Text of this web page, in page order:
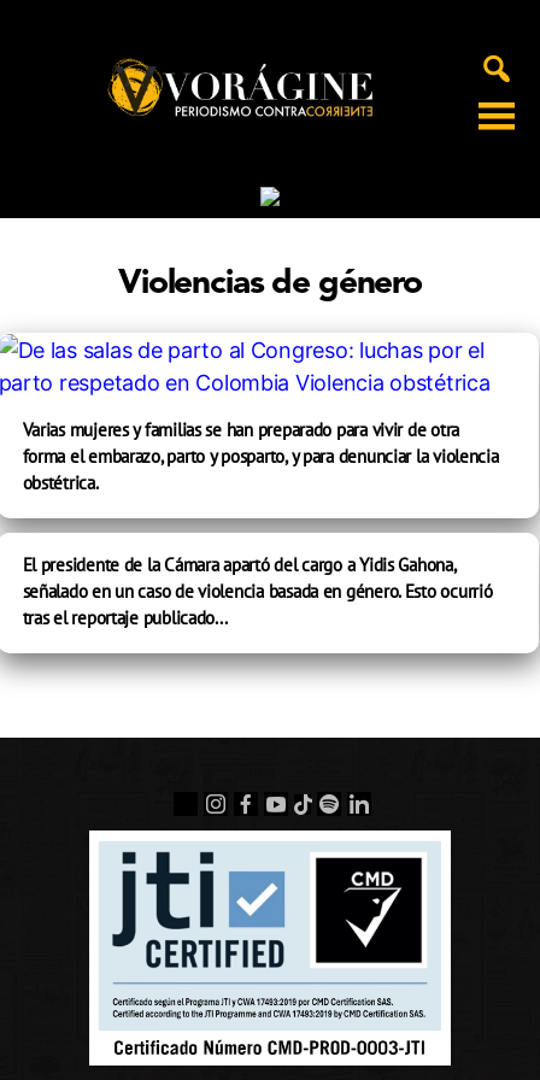
Violencias de género
Varias mujeres y familias se han preparado para vivir de otra
forma el embarazo, parto y posparto, y para denunciar la violencia
obstétrica.
El presidente de la Cámara apartó del cargo a Yidis Gahona,
señalado en un caso de violencia basada en género. Esto ocurrió
tras el reportaje publicado...